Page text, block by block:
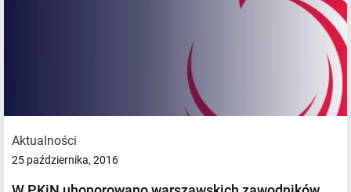
Aktualności
25 października, 2016